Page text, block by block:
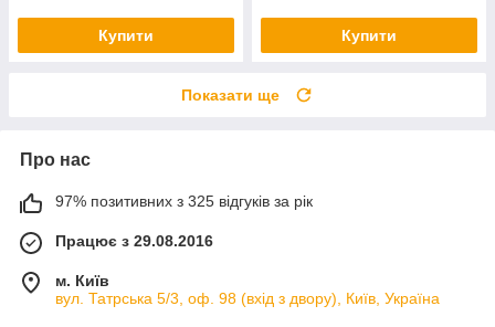
Купити Купити
Показати ще
Про нас
97% позитивних з 325 відгуків за рік
Працює з 29.08.2016
м. Київ
вул. Татрська 5/3, оф. 98 (вхід з двору), Київ, Україна